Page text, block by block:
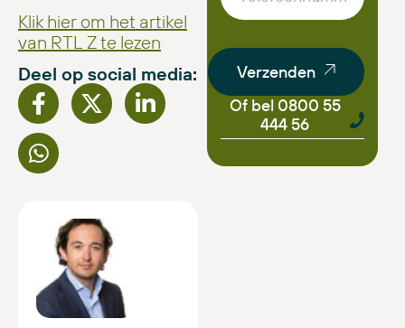
Klik hier om het artikel
van RTL Z te lezen
Deel op social media:
Verzenden
Of bel 0800 55
444 56